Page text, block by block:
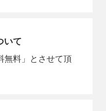
いて
無料」とさせて頂